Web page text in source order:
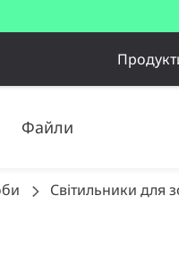
Файли
Світильники для